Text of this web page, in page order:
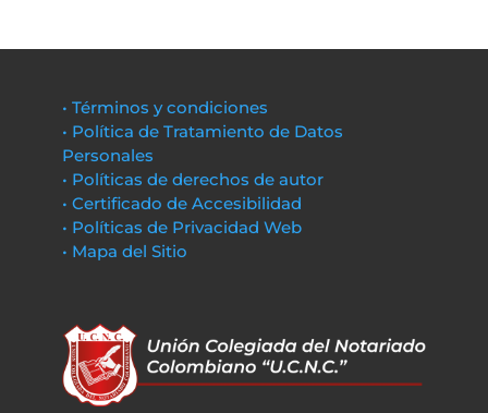
• Términos y condiciones
• Política de Tratamiento de Datos
Personales
• Políticas de derechos de autor
• Certificado de Accesibilidad
• Políticas de Privacidad Web
• Mapa del Sitio